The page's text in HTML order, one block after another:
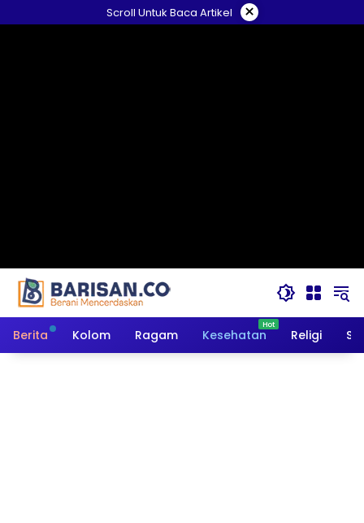
ke
Scroll Untuk Baca Artikel ×
Berita Kolom Ragam Kesehatan Religi